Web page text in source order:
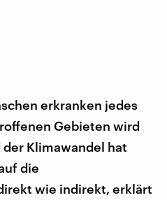
erkranken jedes
Gebieten wird
Klimawandel hat
die
wie indirekt, erklärt